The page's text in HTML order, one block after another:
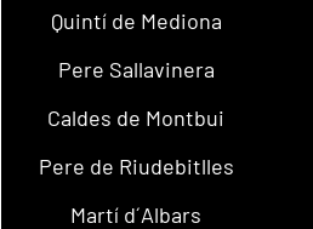
Quintí de Mediona
Pere Sallavinera
Caldes de Montbui
Pere de Riudebitlles
Martí d´Albars